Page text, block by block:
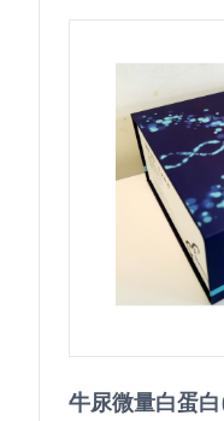
牛尿微量白蛋